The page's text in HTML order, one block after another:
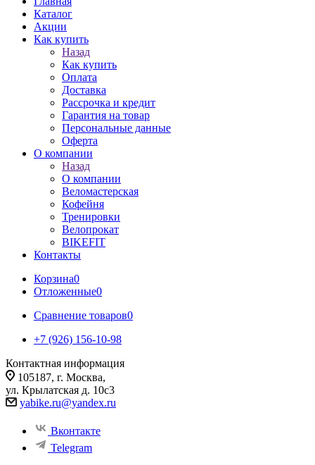
Каталог
Акции
Как купить
Назад
Как купить
Оплата
Доставка
Рассрочка и кредит
Гарантия на товар
Персональные данные
Оферта
О компании
Назад
О компании
Веломастерская
Кофейня
Тренировки
Велопрокат
BIKEFIT
Контакты
Корзина0
Отложенные0
Сравнение товаров0
+7 (926) 156-10-98
Контактная информация
105187, г. Москва,
ул. Крылатская д. 10с3
yabike.ru@yandex.ru
Вконтакте
Telegram